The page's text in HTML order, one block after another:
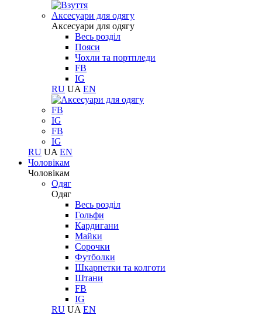
Aксесуари для одягу
Aксесуари для одягу
Весь розділ
Пояси
Чохли та портпледи
FB
IG
RU UA EN
FB
IG
FB
IG
RU UA EN
Чоловікам
Чоловікам
Одяг
Одяг
Весь розділ
Гольфи
Кардигани
Майки
Сорочки
Футболки
Шкарпетки та колготи
Штани
FB
IG
RU UA EN